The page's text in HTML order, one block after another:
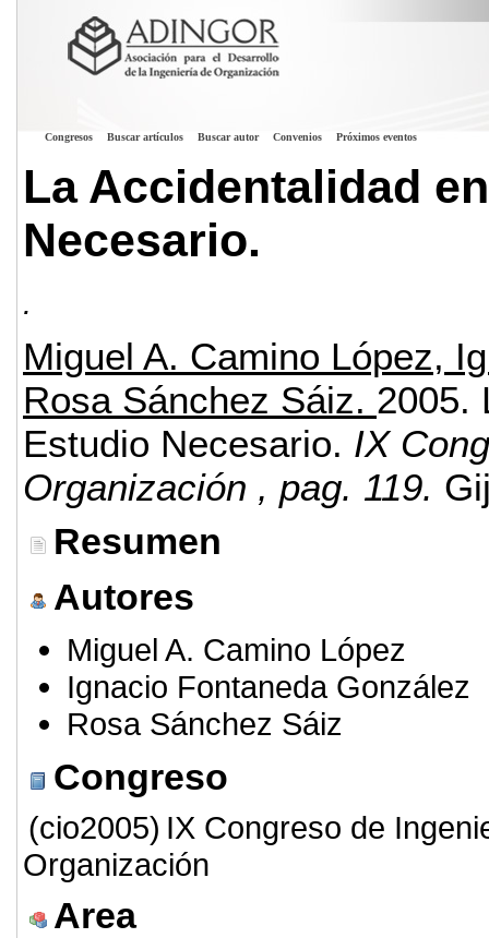
Congresos Buscar artículos Buscar autor Convenios Próximos eventos
La Accidentalidad
Necesario.
.
Miguel A. Camino López,
Rosa Sánchez Sáiz. 2005.
Estudio Necesario. IX
Organización , pag. 119.
Resumen
Autores
Miguel A. Camino López
Ignacio Fontaneda González
Rosa Sánchez Sáiz
Congreso
(cio2005) IX Congreso de
Organización
Area